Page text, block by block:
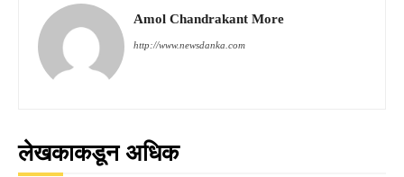
Amol Chandrakant More
http://www.newsdanka.com
लेखकाकडून अधिक